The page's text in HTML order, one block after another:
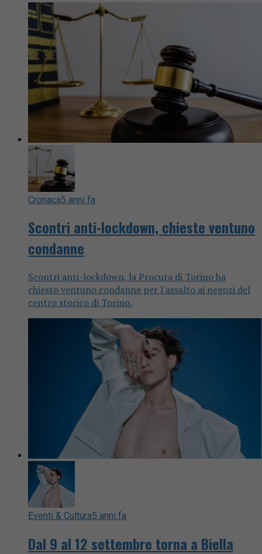
Cronaca5 anni fa
Scontri anti-lockdown, chieste ventuno
condanne
Scontri anti-lockdown, la Procura di Torino ha
chiesto ventuno condanne per l'assalto ai negozi del
centro storico di Torino.
Eventi & Cultura5 anni fa
Dal 9 al 12 settembre torna a Biella